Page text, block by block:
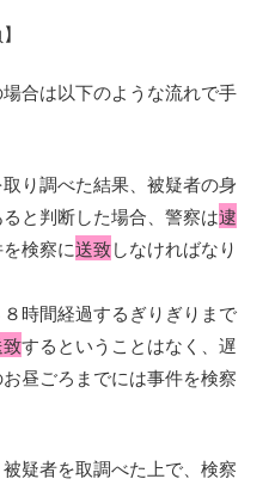
合は以下のような流れで手
り調べた結果、被疑者の身
と判断した場合、警察は逮
検察に送致しなければなり
時間経過するぎりぎりまで
するということはなく、遅
昼ごろまでには事件を検察
疑者を取調べた上で、検察